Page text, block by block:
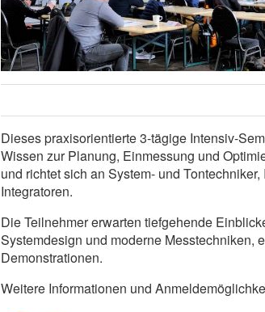
Dieses praxisorientierte 3-tägige Intensiv-
Wissen zur Planung, Einmessung und
und richtet sich an System- und
Integratoren.
Die Teilnehmer erwarten tiefgehende
Systemdesign und moderne Messtechniken,
Demonstrationen.
Weitere Informationen und